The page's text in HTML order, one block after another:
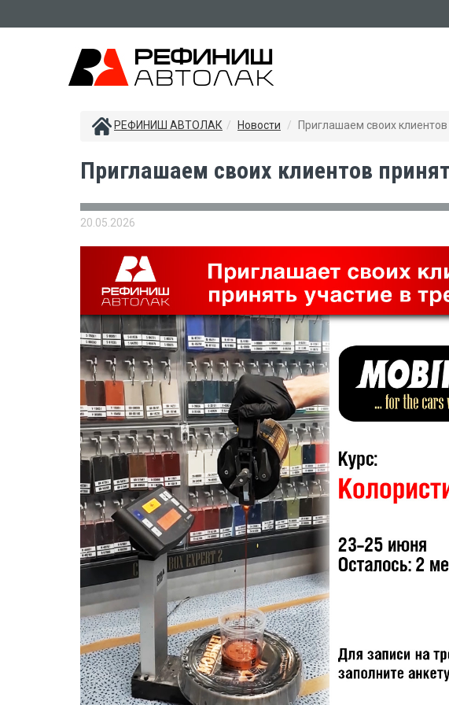
РЕФИНИШ АВТОЛАК Новости Приглашаем своих
Приглашаем своих клиентов
20.05.2026